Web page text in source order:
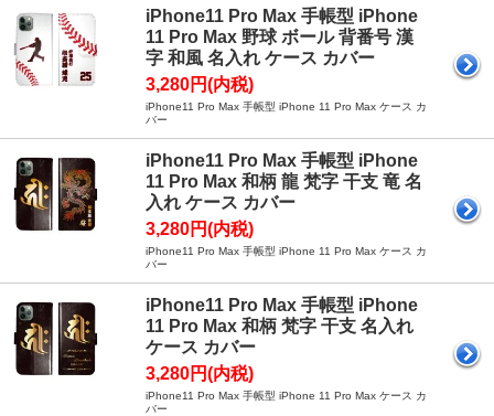
iPhone11 Pro Max 手帳型 iPhone
11 Pro Max 野球 ボール 背番号 漢
字 和風 名入れ ケース カバー
3,280円(内税)
iPhone11 Pro Max 手帳型 iPhone 11 Pro Max ケース カ
バー
iPhone11 Pro Max 手帳型 iPhone
11 Pro Max 和柄 龍 梵字 干支 竜 名
入れ ケース カバー
3,280円(内税)
iPhone11 Pro Max 手帳型 iPhone 11 Pro Max ケース カ
バー
iPhone11 Pro Max 手帳型 iPhone
11 Pro Max 和柄 梵字 干支 名入れ
ケース カバー
3,280円(内税)
iPhone11 Pro Max 手帳型 iPhone 11 Pro Max ケース カ
バー